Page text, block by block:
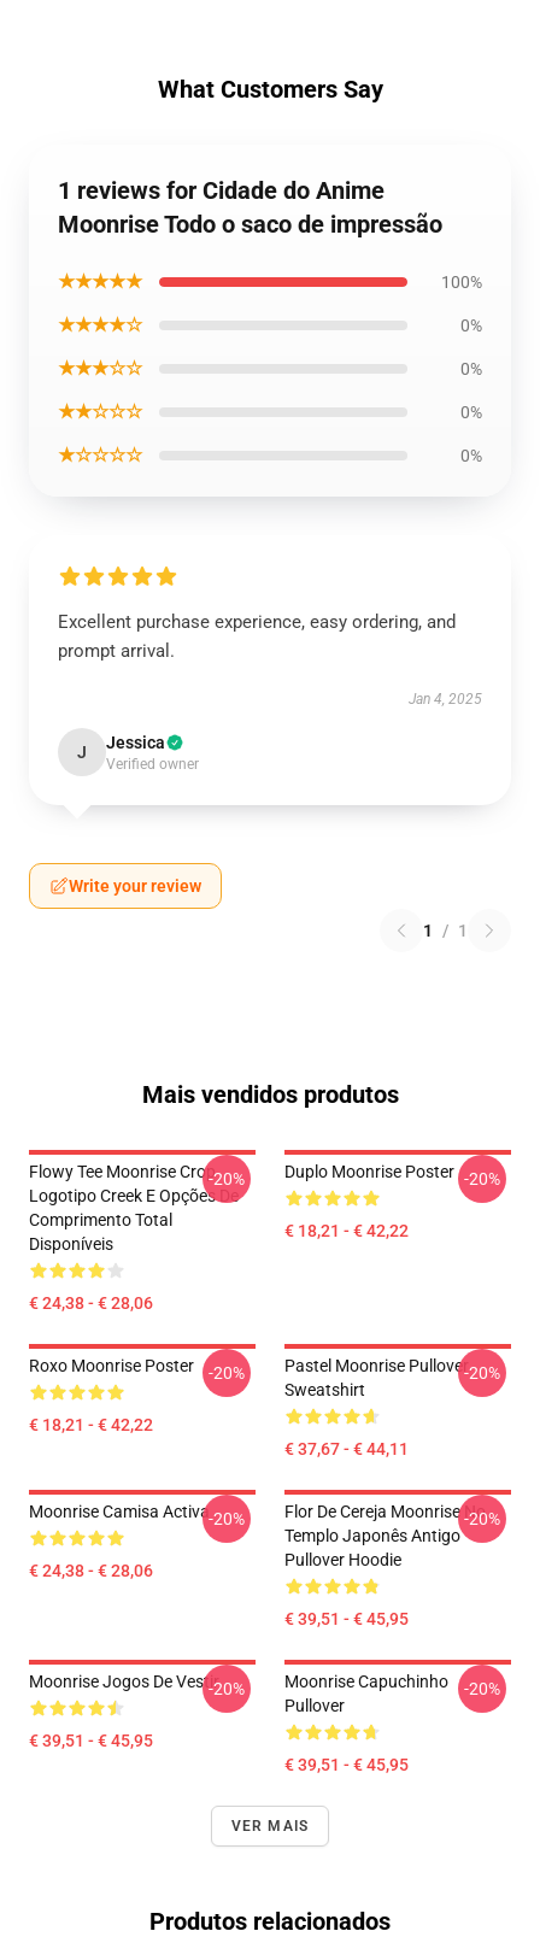
What Customers Say
1 reviews for Cidade do Anime
Moonrise Todo o saco de impressão
★★★★★ 100%
★★★★☆ 0%
★★★☆☆ 0%
★★☆☆☆ 0%
★☆☆☆☆ 0%
Excellent purchase experience, easy ordering, and
prompt arrival.
Jan 4, 2025
J Jessica
Verified owner
Write your review
1 / 1
Mais vendidos produtos
Flowy Tee Moonrise Crop
Logotipo Creek E Opções De
Comprimento Total
Disponíveis
€ 24,38 - € 28,06
-20% Duplo Moonrise Poster
€ 18,21 - € 42,22
-20%
Roxo Moonrise Poster
€ 18,21 - € 42,22
-20%
Pastel Moonrise Pullover
Sweatshirt
€ 37,67 - € 44,11
-20%
Moonrise Camisa Activa
€ 24,38 - € 28,06
-20%
Flor De Cereja Moonrise No
Templo Japonês Antigo
Pullover Hoodie
€ 39,51 - € 45,95
-20%
Moonrise Jogos De Vestir
€ 39,51 - € 45,95
-20%
Moonrise Capuchinho
Pullover
€ 39,51 - € 45,95
-20%
VER MAIS
Produtos relacionados